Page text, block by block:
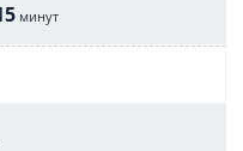
минут